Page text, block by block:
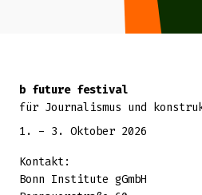
b future festival
für Journalismus und
1. - 3. Oktober 2026
Kontakt:
Bonn Institute gGmbH